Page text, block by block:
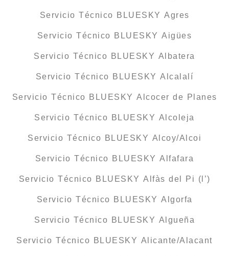
Servicio Técnico BLUESKY Agres
Servicio Técnico BLUESKY Aigües
Servicio Técnico BLUESKY Albatera
Servicio Técnico BLUESKY Alcalalí
Servicio Técnico BLUESKY Alcocer de Planes
Servicio Técnico BLUESKY Alcoleja
Servicio Técnico BLUESKY Alcoy/Alcoi
Servicio Técnico BLUESKY Alfafara
Servicio Técnico BLUESKY Alfàs del Pi (l’)
Servicio Técnico BLUESKY Algorfa
Servicio Técnico BLUESKY Algueña
Servicio Técnico BLUESKY Alicante/Alacant